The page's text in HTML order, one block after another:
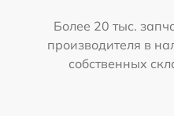
Более 20 тыс.
производителя в
собственных